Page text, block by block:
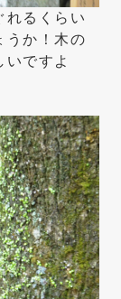
れるくらい
うか！木の
ですよ